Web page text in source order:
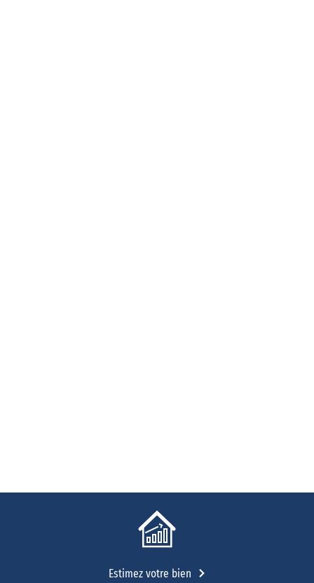
Estimez votre bien